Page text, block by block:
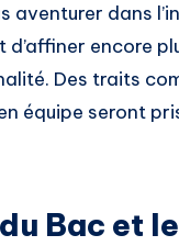
aventurer dans
encore
Des traits
équipe seront
Bac et